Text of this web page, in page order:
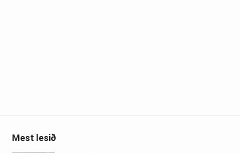
Mest lesið